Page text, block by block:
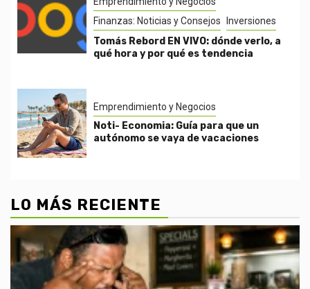
Finanzas: Noticias y Consejos
Inversiones
Tomás Rebord EN VIVO: dónde verlo, a
qué hora y por qué es tendencia
Emprendimiento y Negocios
Noti- Economia: Guía para que un
autónomo se vaya de vacaciones
LO MÁS RECIENTE